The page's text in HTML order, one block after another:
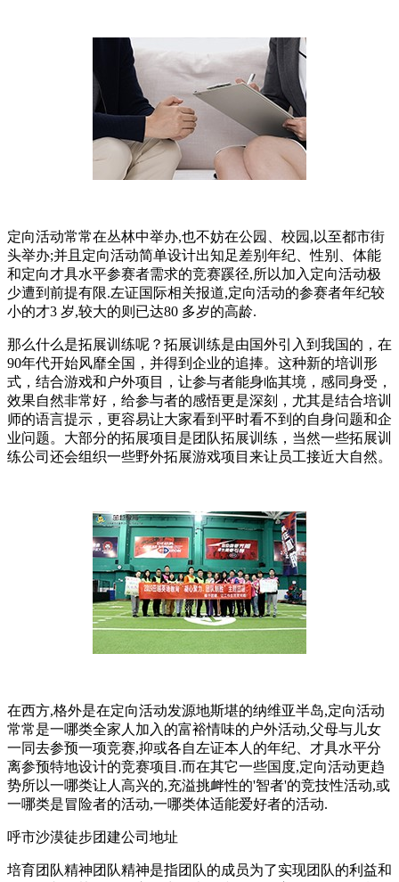
定向活动常常在丛林中举办,也不妨在公园、校园,以至都市街
头举办;并且定向活动简单设计出知足差别年纪、性别、体能
和定向才具水平参赛者需求的竞赛蹊径,所以加入定向活动极
少遭到前提有限.左证国际相关报道,定向活动的参赛者年纪较
小的才3 岁,较大的则已达80 多岁的高龄.
那么什么是拓展训练呢？拓展训练是由国外引入到我国的，在
90年代开始风靡全国，并得到企业的追捧。这种新的培训形
式，结合游戏和户外项目，让参与者能身临其境，感同身受，
效果自然非常好，给参与者的感悟更是深刻，尤其是结合培训
师的语言提示，更容易让大家看到平时看不到的自身问题和企
业问题。大部分的拓展项目是团队拓展训练，当然一些拓展训
练公司还会组织一些野外拓展游戏项目来让员工接近大自然。
在西方,格外是在定向活动发源地斯堪的纳维亚半岛,定向活动
常常是一哪类全家人加入的富裕情味的户外活动,父母与儿女
一同去参预一项竞赛,抑或各自左证本人的年纪、才具水平分
离参预特地设计的竞赛项目.而在其它一些国度,定向活动更趋
势所以一哪类让人高兴的,充溢挑衅性的'智者'的竞技性活动,或
一哪类是冒险者的活动,一哪类体适能爱好者的活动.
呼市沙漠徒步团建公司地址
培育团队精神团队精神是指团队的成员为了实现团队的利益和